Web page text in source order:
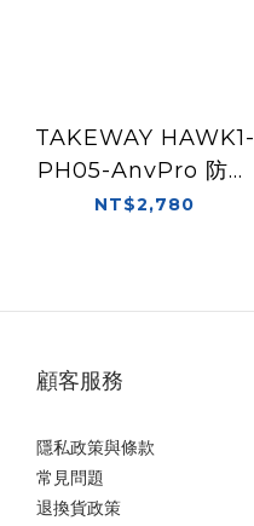
TAKEWAY HAWK1-
PH05-AnvPro 防盜
雙磁浮 手機導航架 夾
NT$2,780
顧客服務
隱私政策與條款
常見問題
退換貨政策